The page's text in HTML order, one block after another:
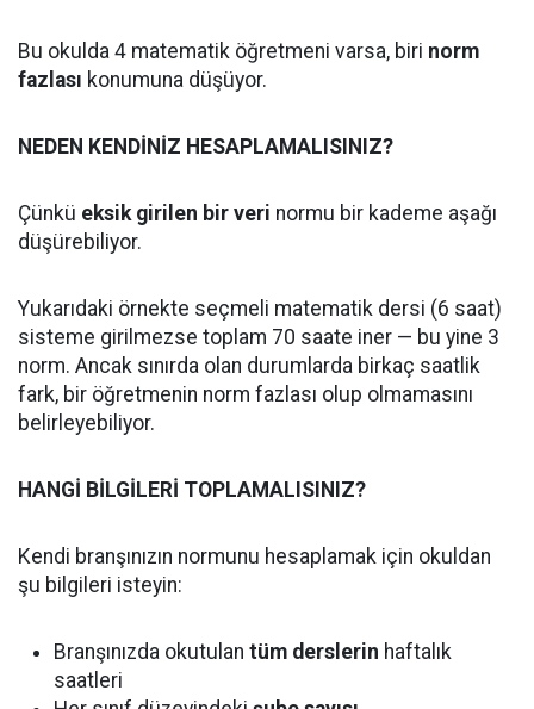
Bu okulda 4 matematik öğretmeni varsa, biri norm
fazlası konumuna düşüyor.
NEDEN KENDİNİZ HESAPLAMALISINIZ?
Çünkü eksik girilen bir veri normu bir kademe aşağı
düşürebiliyor.
Yukarıdaki örnekte seçmeli matematik dersi (6 saat)
sisteme girilmezse toplam 70 saate iner — bu yine 3
norm. Ancak sınırda olan durumlarda birkaç saatlik
fark, bir öğretmenin norm fazlası olup olmamasını
belirleyebiliyor.
HANGİ BİLGİLERİ TOPLAMALISINIZ?
Kendi branşınızın normunu hesaplamak için okuldan
şu bilgileri isteyin:
Branşınızda okutulan tüm derslerin haftalık
saatleri